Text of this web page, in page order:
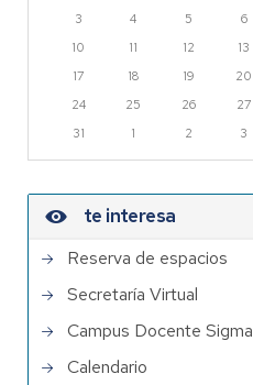
3
4 5 6
10
11 12 13
17
18 19 20
24
25 26 27
31
1 2 3
te interesa
Reserva de espacios
Secretaría Virtual
Campus Docente Sigma
Calendario